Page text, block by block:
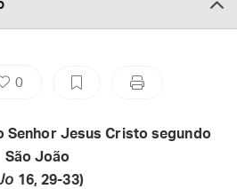
0
Senhor Jesus Cristo segundo
São João
16, 29-33)